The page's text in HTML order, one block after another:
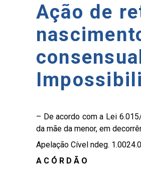
Ação de
– De acordo com a Lei
da mãe da menor, em
Apelação Cível ndeg.
A C Ó R D Ã O